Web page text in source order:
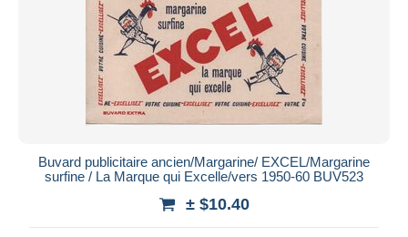
Buvard publicitaire ancien/Margarine/ EXCEL/Margarine
surfine / La Marque qui Excelle/vers 1950-60 BUV523
± $10.40